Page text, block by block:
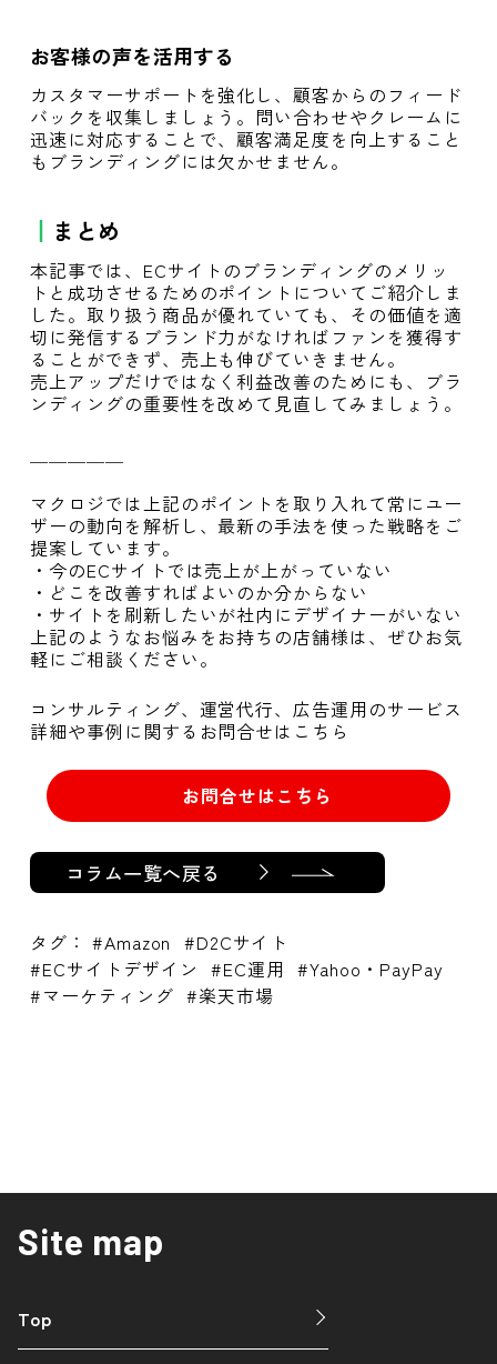
お客様の声を活用する
カスタマーサポートを強化し、顧客からのフィード
バックを収集しましょう。問い合わせやクレームに
迅速に対応することで、顧客満足度を向上すること
もブランディングには欠かせません。
まとめ
本記事では、ECサイトのブランディングのメリッ
トと成功させるためのポイントについてご紹介しま
した。取り扱う商品が優れていても、その価値を適
切に発信するブランド力がなければファンを獲得す
ることができず、売上も伸びていきません。
売上アップだけではなく利益改善のためにも、ブラ
ンディングの重要性を改めて見直してみましょう。
マクロジでは上記のポイントを取り入れて常にユー
ザーの動向を解析し、最新の手法を使った戦略をご
提案しています。
・今のECサイトでは売上が上がっていない
・どこを改善すればよいのか分からない
・サイトを刷新したいが社内にデザイナーがいない
上記のようなお悩みをお持ちの店舗様は、ぜひお気
軽にご相談ください。
コンサルティング、運営代行、広告運用のサービス
詳細や事例に関するお問合せはこちら
お問合せはこちら
コラム一覧へ戻る
タグ： Amazon
D2Cサイト
ECサイトデザイン
EC運用
Yahoo・PayPay
マーケティング
楽天市場
Site map
Top